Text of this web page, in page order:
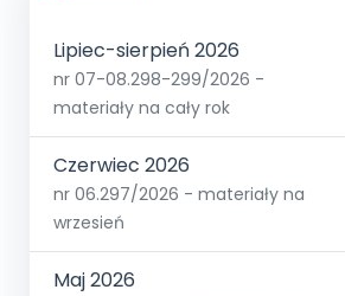
Lipiec-sierpień 2026
nr 07-08.298-299/2026 -
materiały na cały rok
Czerwiec 2026
nr 06.297/2026 - materiały na
wrzesień
Maj 2026